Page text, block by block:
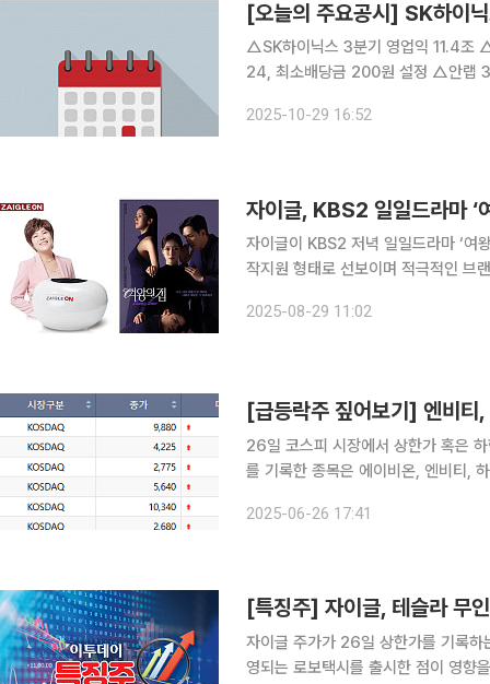
[오늘의 주요공시] SK하이닉
△SK하이닉스 3분기 영업익 11.4조
24, 최소배당금 200원 설정 △안랩
소 "자이글, 15영업일 내 실질심사
2025-10-29 16:52
자이글, KBS2 일일드라마 ‘
자이글이 KBS2 저녁 일일드라마 ‘여
작지원 형태로 선보이며 적극적인 브
2025-08-29 11:02
26일 코스피 시장에서 상한가 혹은 하한가를 기록한
를 기록한 종목은 에이비온, 엔비티,
억 원 규모 신약 라이센스 계약을 체
2025-06-26 17:41
[특징주] 자이글, 테슬라 무
자이글 주가가 26일 상한가를 기록하
영되는 로보택시를 출시한 점이 영향